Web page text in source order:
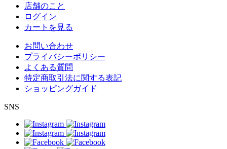
店舗のこと
ログイン
カートを見る
お問い合わせ
プライバシーポリシー
よくある質問
特定商取引法に関する表記
ショッピングガイド
SNS